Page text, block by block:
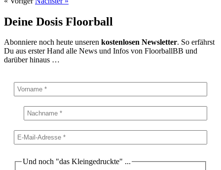
Deine Dosis Floorball
Abonniere noch heute unseren kostenlosen Newsletter. So erfährst
Du aus erster Hand alle News und Infos von FloorballBB und
darüber hinaus …
Und noch "das Kleingedruckte" ...